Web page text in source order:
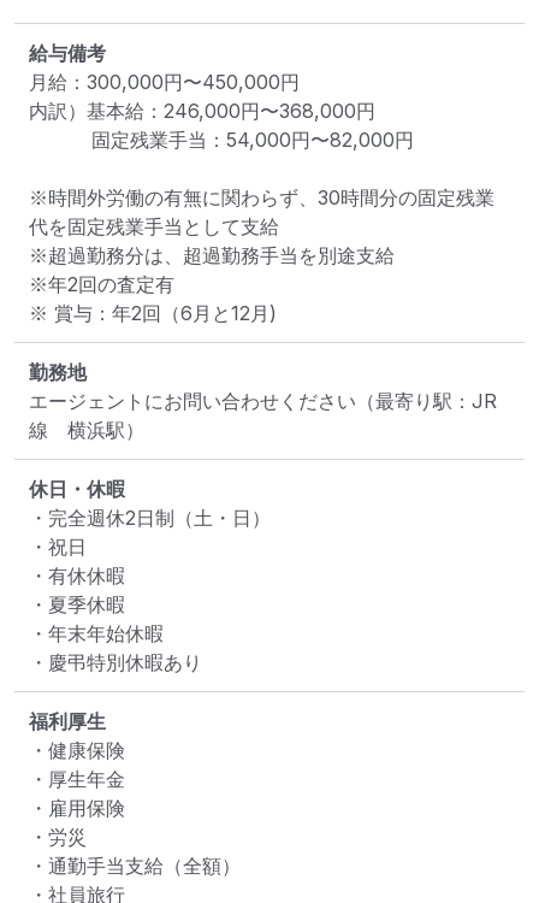
給与備考
月給：300,000円〜450,000円
内訳）基本給：246,000円〜368,000円
固定残業手当：54,000円〜82,000円
※時間外労働の有無に関わらず、30時間分の固定残業
代を固定残業手当として支給
※超過勤務分は、超過勤務手当を別途支給
※年2回の査定有
勤務地
エージェントにお問い合わせください （最寄り駅：JR
線　横浜駅）
休日・休暇
・完全週休2日制（土・日）
・祝日
・有休休暇
・夏季休暇
・年末年始休暇
・慶弔特別休暇あり
福利厚生
・健康保険
・厚生年金
・雇用保険
・労災
・通勤手当支給（全額）
・社員旅行